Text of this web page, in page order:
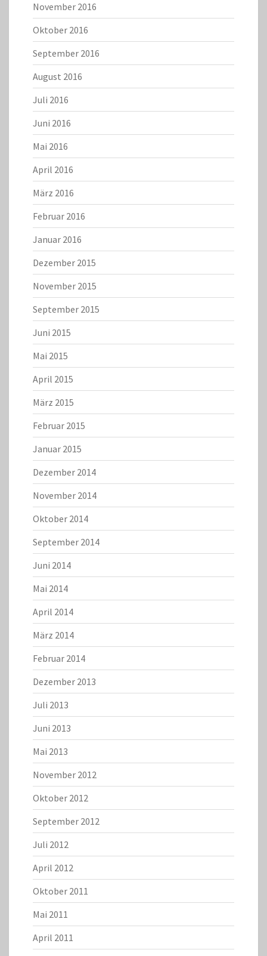
November 2016
Oktober 2016
September 2016
August 2016
Juli 2016
Juni 2016
Mai 2016
April 2016
März 2016
Februar 2016
Januar 2016
Dezember 2015
November 2015
September 2015
Juni 2015
Mai 2015
April 2015
März 2015
Februar 2015
Januar 2015
Dezember 2014
November 2014
Oktober 2014
September 2014
Juni 2014
Mai 2014
April 2014
März 2014
Februar 2014
Dezember 2013
Juli 2013
Juni 2013
Mai 2013
November 2012
Oktober 2012
September 2012
Juli 2012
April 2012
Oktober 2011
Mai 2011
April 2011